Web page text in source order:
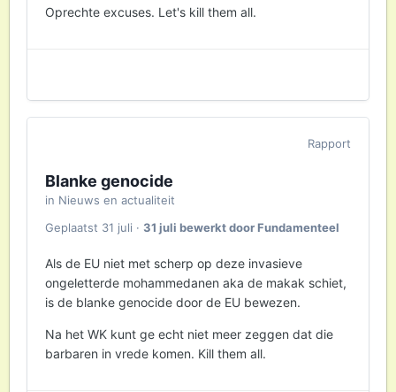
Oprechte excuses. Let's kill them all.
Rapport
Blanke genocide
in Nieuws en actualiteit
Geplaatst 31 juli · 31 juli bewerkt door Fundamenteel
Als de EU niet met scherp op deze invasieve
ongeletterde mohammedanen aka de makak schiet,
is de blanke genocide door de EU bewezen.
Na het WK kunt ge echt niet meer zeggen dat die
barbaren in vrede komen. Kill them all.